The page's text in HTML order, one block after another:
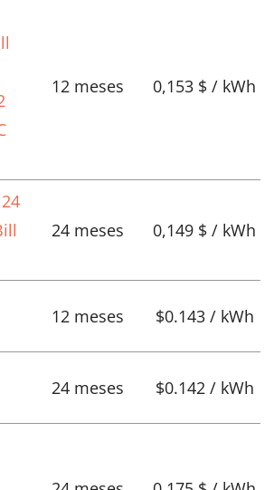
12 meses 0,153 $ / kWh
24 meses 0,149 $ / kWh
12 meses $0.143 / kWh
24 meses $0.142 / kWh